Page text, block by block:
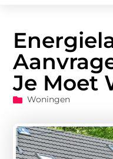
Je Moet
Woningen